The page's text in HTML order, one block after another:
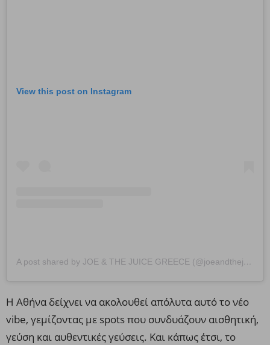
View this post on Instagram
A post shared by JOE & THE JUICE GREECE (@joeandthejuicegreece)
Η Αθήνα δείχνει να ακολουθεί απόλυτα αυτό το νέο
vibe, γεμίζοντας με spots που συνδυάζουν αισθητική,
γεύση και αυθεντικές γεύσεις. Και κάπως έτσι, το